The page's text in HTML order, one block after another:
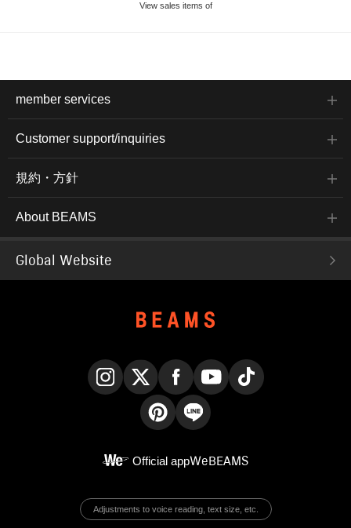
View sales items of
member services
Customer support/inquiries
規約・方針
About BEAMS
Global Website
Official appWeBEAMS
Adjustments to voice reading, text size, etc.